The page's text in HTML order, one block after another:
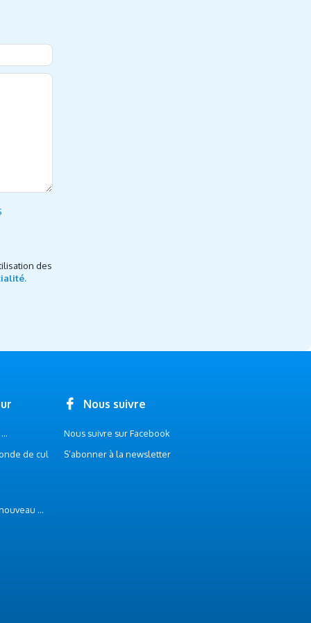
des
de cul
...
Nous suivre
Nous suivre sur Facebook
S’abonner à la newsletter